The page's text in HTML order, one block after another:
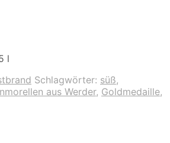
l
Schlagwörter: süß,
aus Werder, Goldmedaille,